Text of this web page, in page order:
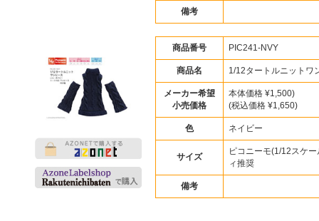
備考
商品番号 PIC241-NVY
商品名 1/12タートルニットワ
メーカー希望
小売価格
本体価格 ¥1,500)
(税込価格 ¥1,650)
色 ネイビー
サイズ
ピコニーモ(1/12スケ
ィ推奨
備考